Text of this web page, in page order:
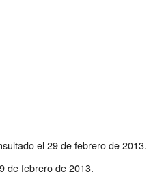
el 29 de febrero de 2013.
de febrero de 2013.